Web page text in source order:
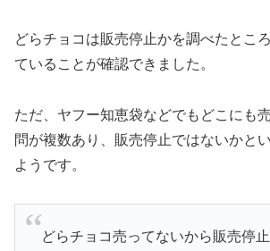
どらチョコは販売停止かを調べたとこ
ていることが確認できました。
ただ、ヤフー知恵袋などでもどこにも
問が複数あり、販売停止ではないかと
ようです。
どらチョコ売ってないから販売停